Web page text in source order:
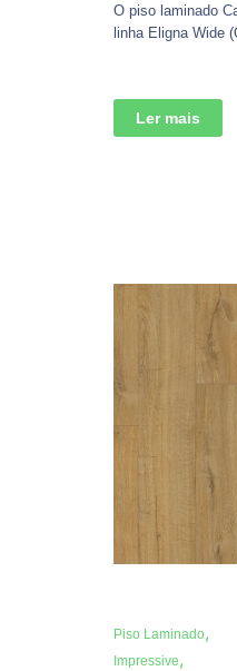
O piso laminado
linha Eligna Wide
Ler mais
Piso Laminado,
Impressive,